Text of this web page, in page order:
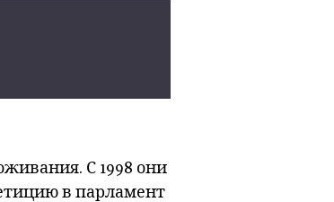
С 1998 они
в парламент